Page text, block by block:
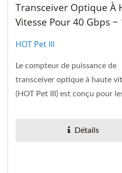
Transceiver Optique À
Vitesse Pour 40 Gbps ~
HOT Pet III
Le compteur de puissance de
transceiver optique à haute
(HOT Pet III) est conçu pour
Détails